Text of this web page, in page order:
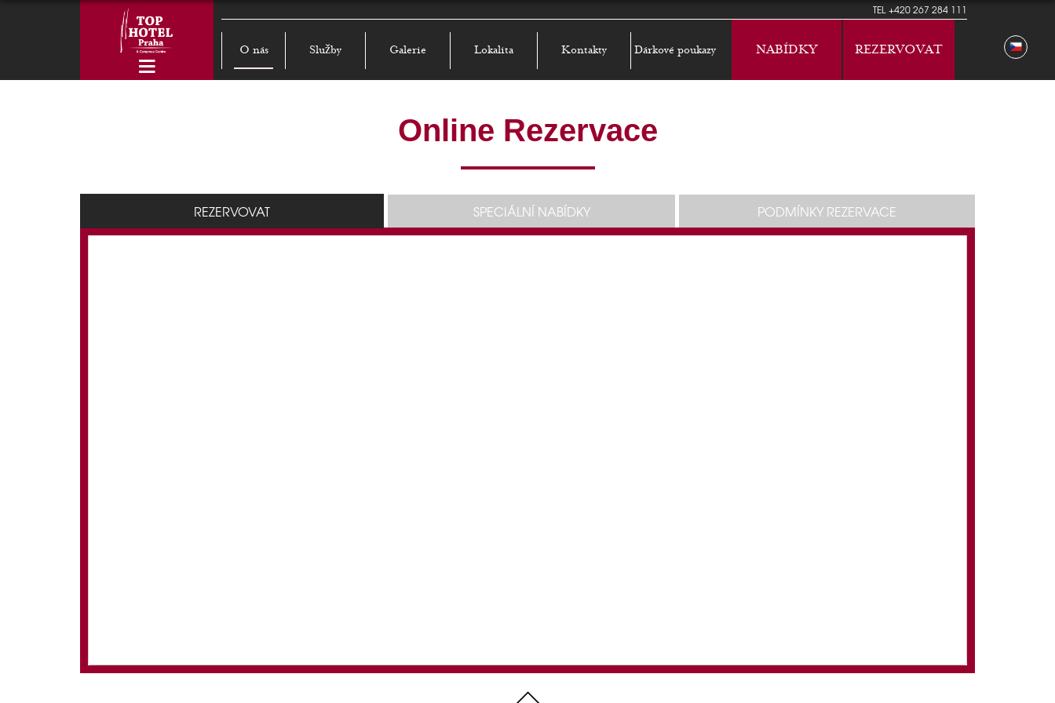
TEL+420 267 284 111
O nás Služby Galerie Lokalita Kontakty Dárkové poukazy NABÍDKY REZERVOVAT
Online Rezervace
REZERVOVAT SPECIÁLNÍ NABÍDKY PODMÍNKY REZERVACE